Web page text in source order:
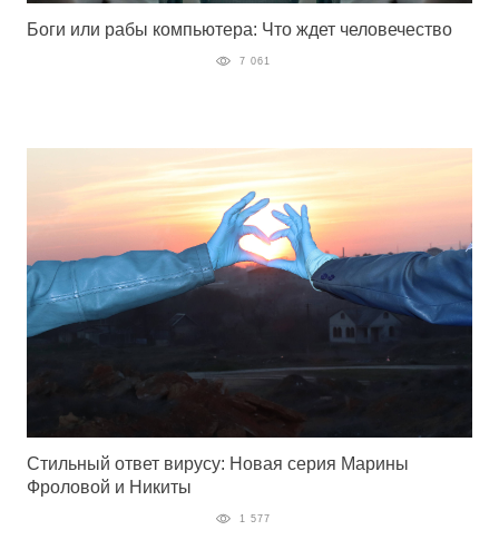
Боги или рабы компьютера: Что ждет человечество
7 061
Стильный ответ вирусу: Новая серия Марины
Фроловой и Никиты
1 577